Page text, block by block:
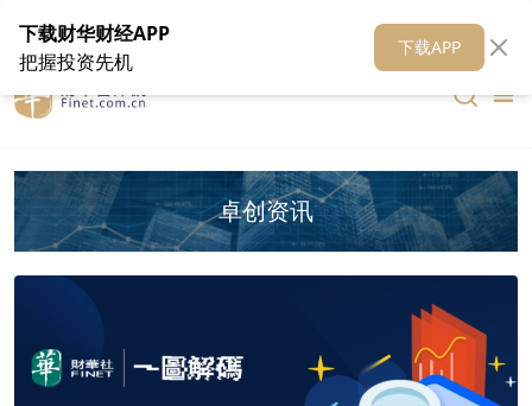
在线客服 关于我们 财华媒体矩阵 财华智库
卓创资讯
下载财华财经APP
把握投资先机
下载APP